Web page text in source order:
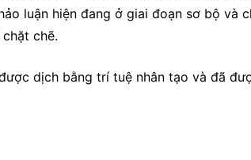
luận hiện đang ở giai đoạn sơ bộ và
chẽ.
dịch bằng trí tuệ nhân tạo và đã